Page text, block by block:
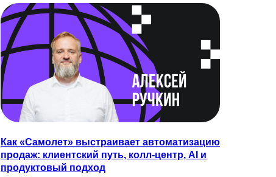
Как «Самолет» выстраивает автоматизацию
продаж: клиентский путь, колл-центр, AI и
продуктовый подход